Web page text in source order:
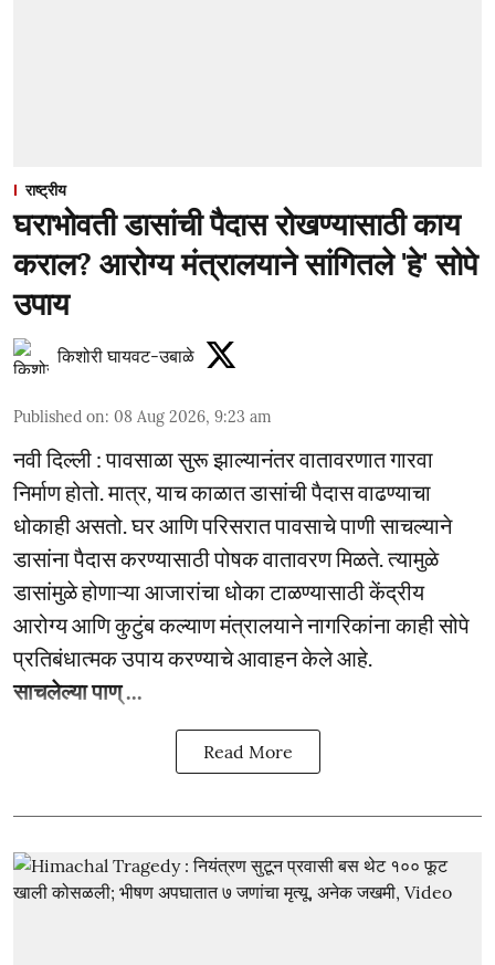
राष्ट्रीय
घराभोवती डासांची पैदास रोखण्यासाठी काय
कराल? आरोग्य मंत्रालयाने सांगितले 'हे' सोपे
उपाय
किशोरी घायवट-उबाळे
Published on: 08 Aug 2026, 9:23 am
नवी दिल्ली : पावसाळा सुरू झाल्यानंतर वातावरणात गारवा
निर्माण होतो. मात्र, याच काळात डासांची पैदास वाढण्याचा
धोकाही असतो. घर आणि परिसरात पावसाचे पाणी साचल्याने
डासांना पैदास करण्यासाठी पोषक वातावरण मिळते. त्यामुळे
डासांमुळे होणाऱ्या आजारांचा धोका टाळण्यासाठी केंद्रीय
आरोग्य आणि कुटुंब कल्याण मंत्रालयाने नागरिकांना काही सोपे
प्रतिबंधात्मक उपाय करण्याचे आवाहन केले आहे.
साचलेल्या पाण् ...
Read More